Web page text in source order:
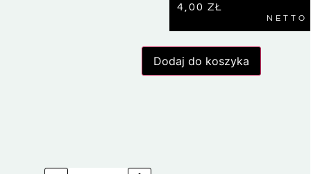
4,00 ZŁ
NETTO
Dodaj do koszyka